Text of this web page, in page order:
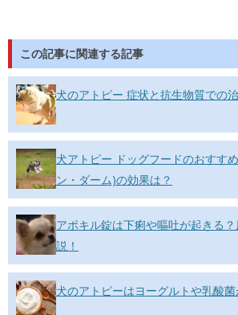
この記事に関連する記事
犬のアトピー 症状と抗生物質での
犬アトピー ドッグフードのおすす
ン・ダーム)の効果は？
アポキル錠は下痢や嘔吐が起きる
説！
犬のアトピーはヨーグルトや乳酸菌